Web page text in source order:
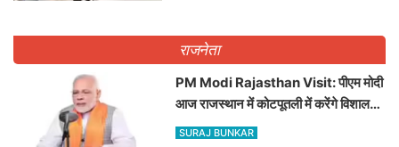
राजनेता
PM Modi Rajasthan Visit: पीएम मोदी
आज राजस्थान में कोटपूतली में करेंगे विशाल
रैली, एक सभा से 8 सीटों पर साधेगें निशाना
SURAJ BUNKAR